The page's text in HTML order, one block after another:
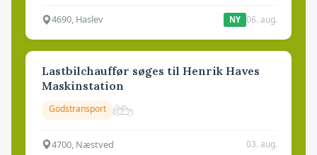
4690, Haslev NY 06. aug.
Lastbilchauffør søges til Henrik Haves
Maskinstation
Godstransport
4700, Næstved 03. aug.